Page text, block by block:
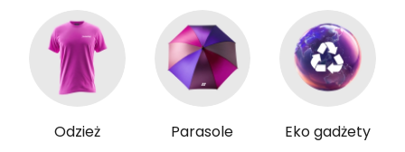
Odzież Parasole Eko gadżety